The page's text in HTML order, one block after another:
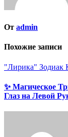
От admin
Похожие записи
"Лирика" Зодиак
✨ Магическое
Глаз на Левой